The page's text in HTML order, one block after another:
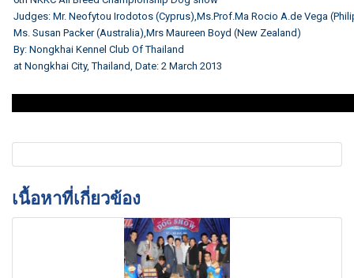
Judges: Mr. Neofytou Irodotos (Cyprus),Ms.Prof.Ma Rocio A.de Vega
Ms. Susan Packer (Australia),Mrs Maureen Boyd (New Zealand)
By: Nongkhai Kennel Club Of Thailand
at Nongkhai City, Thailand, Date: 2 March 2013
เนื้อหาที่เกี่ยวข้อง